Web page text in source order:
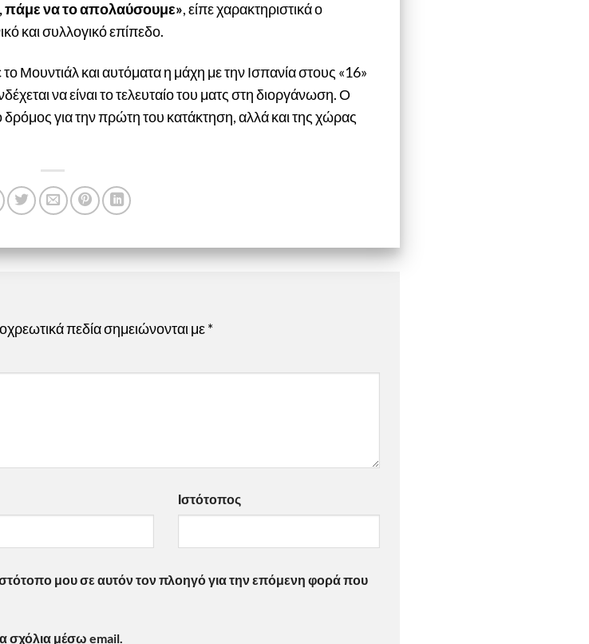
πάμε να το απολαύσουμε», είπε χαρακτηριστικά ο
και συλλογικό επίπεδο.
Μουντιάλ και αυτόματα η μάχη με την Ισπανία στους «16»
να είναι το τελευταίο του ματς στη διοργάνωση. Ο
δρόμος για την πρώτη του κατάκτηση, αλλά και της χώρας
πεδία σημειώνονται με*
Ιστότοπος
μου σε αυτόν τον πλοηγό για την επόμενη φορά που
σχόλια μέσω email.